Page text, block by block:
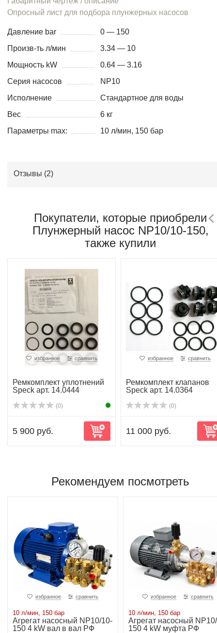
Опросный лист для подбора плунжерных насосов
Давление bar
0 — 150
Произв-ть л/мин
3.34 — 10
Мощность kW
0.64 — 3.16
Серия насосов
NP10
Исполнение
Стандартное для воды
Вес
6 кг
Параметры max:
10 л/мин, 150 бар
Отзывы (2)
Покупатели, которые приобрели
Плунжерный насос NP10/10-150,
также купили
избранное сравнить
Ремкомплект уплотнений
Speck арт. 14.0444
(0)
5 900 руб.
избранное сравнить
Ремкомплект клапанов
Speck арт. 14.0364
(0)
11 000 руб.
Рекомендуем посмотреть
избранное сравнить
10 л/мин, 150 бар
Агрегат насосный NP10/10-
150 4 kW вал в вал РФ
избранное сравнить
10 л/мин, 150 бар
Агрегат насосный
150 4 kW муфта РФ